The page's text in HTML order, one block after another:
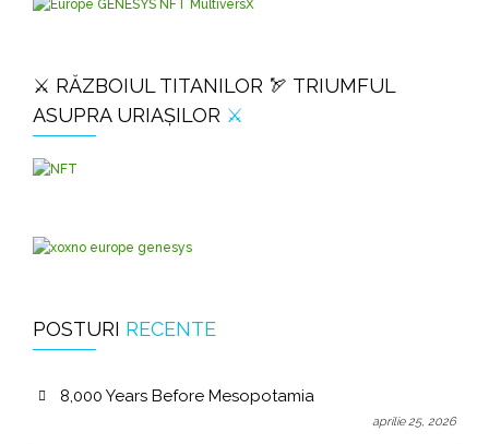
⚔️ RĂZBOIUL TITANILOR 🏹 TRIUMFUL
ASUPRA URIAȘILOR ⚔️
POSTURI RECENTE
8,000 Years Before Mesopotamia
aprilie 25, 2026